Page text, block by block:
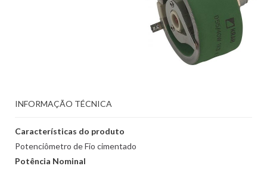
INFORMAÇÃO TÉCNICA
Características do produto
Potenciômetro de Fio cimentado
Potência Nominal